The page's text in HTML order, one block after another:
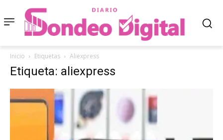
Inicio Etiquetas Aliexpress
Etiqueta: aliexpress